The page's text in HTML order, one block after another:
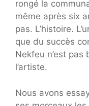
rongé la
même après six
pas. L’histoire.
que du succès
Nekfeu n’est
l’artiste.
Nous avons